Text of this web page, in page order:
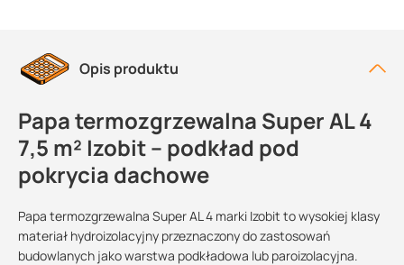
Opis produktu
Papa termozgrzewalna Super AL 4
7,5 m² Izobit – podkład pod
pokrycia dachowe
Papa termozgrzewalna Super AL 4 marki Izobit to wysokiej klasy
materiał hydroizolacyjny przeznaczony do zastosowań
budowlanych jako warstwa podkładowa lub paroizolacyjna.